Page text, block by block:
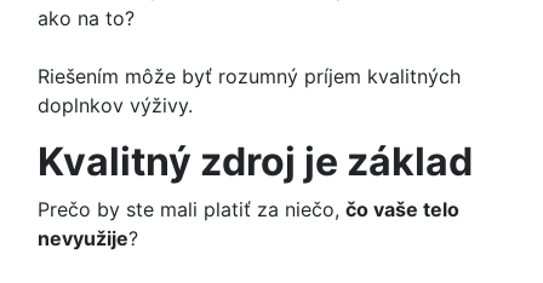
ako na to?
Riešením môže byť rozumný príjem kvalitných
doplnkov výživy.
Kvalitný zdroj je základ
Prečo by ste mali platiť za niečo, čo vaše telo
nevyužije?